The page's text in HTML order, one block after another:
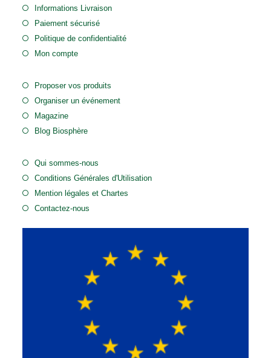
Informations Livraison
Paiement sécurisé
Politique de confidentialité
Mon compte
Proposer vos produits
Organiser un événement
Magazine
Blog Biosphère
Qui sommes-nous
Conditions Générales d'Utilisation
Mention légales et Chartes
Contactez-nous